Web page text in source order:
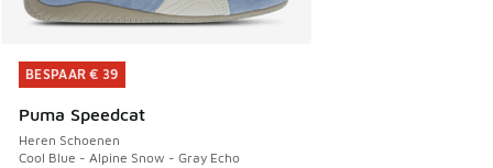
BESPAAR € 39
Puma Speedcat
Heren Schoenen
Cool Blue - Alpine Snow - Gray Echo
BESPAAR € 39